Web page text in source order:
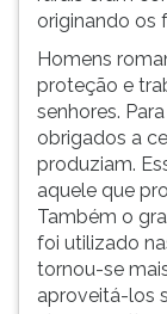
originando os
Homens
proteção e
senhores.
obrigados a
produziam.
aquele que
Também o
foi utilizado
tornou-se
aproveitá-los